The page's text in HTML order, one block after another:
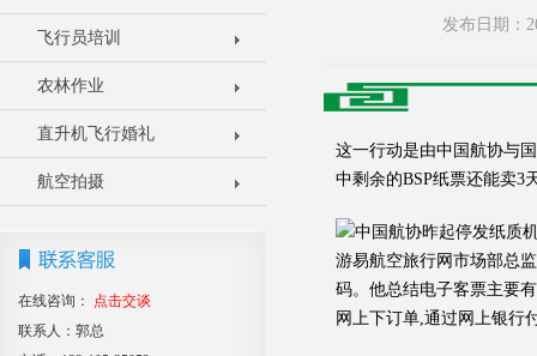
飞行员培训
农林作业
直升机飞行婚礼
航空拍摄
在线咨询：
点击交谈
联系人：郭总
发布日期：
这一行动是由中国航协与
中剩余的BSP纸票还能卖3
游易航空旅行网市场部总
码。他总结电子客票主要
网上下订单,通过网上银行